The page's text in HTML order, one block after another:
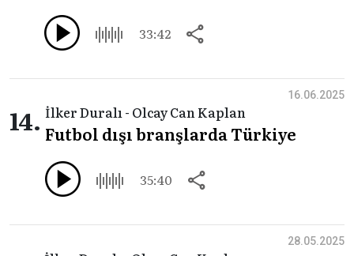
33:42
14. İlker Duralı - Olcay Can Kaplan
Futbol dışı branşlarda Türkiye
35:40
16.06.2025
28.05.2025